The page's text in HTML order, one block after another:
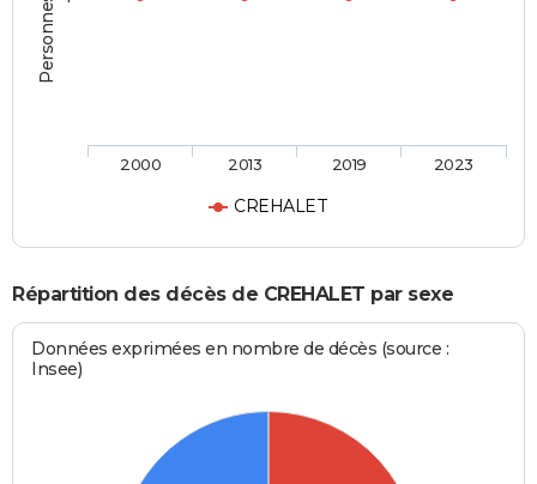
CREHALET
2000 2013 2019 2023
Répartition des décès de CREHALET par sexe
Données exprimées en nombre de décès (source :
Insee)